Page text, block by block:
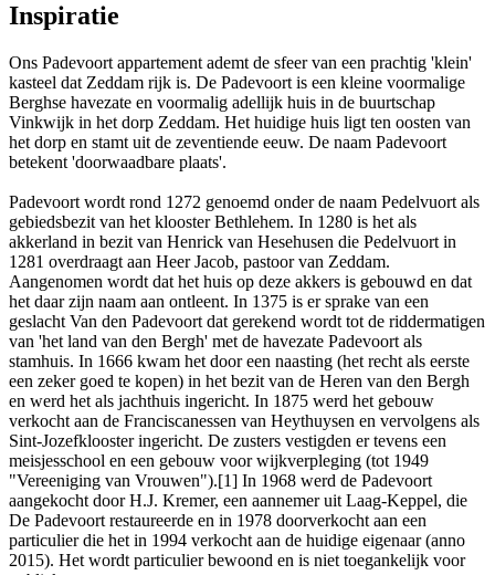
Inspiratie
Ons Padevoort appartement ademt de sfeer van een prachtig 'klein'
kasteel dat Zeddam rijk is. De Padevoort is een kleine voormalige
Berghse havezate en voormalig adellijk huis in de buurtschap
Vinkwijk in het dorp Zeddam. Het huidige huis ligt ten oosten van
het dorp en stamt uit de zeventiende eeuw. De naam Padevoort
betekent 'doorwaadbare plaats'.
Padevoort wordt rond 1272 genoemd onder de naam Pedelvuort als
gebiedsbezit van het klooster Bethlehem. In 1280 is het als
akkerland in bezit van Henrick van Hesehusen die Pedelvuort in
1281 overdraagt aan Heer Jacob, pastoor van Zeddam.
Aangenomen wordt dat het huis op deze akkers is gebouwd en dat
het daar zijn naam aan ontleent. In 1375 is er sprake van een
geslacht Van den Padevoort dat gerekend wordt tot de riddermatigen
van 'het land van den Bergh' met de havezate Padevoort als
stamhuis. In 1666 kwam het door een naasting (het recht als eerste
een zeker goed te kopen) in het bezit van de Heren van den Bergh
en werd het als jachthuis ingericht. In 1875 werd het gebouw
verkocht aan de Franciscanessen van Heythuysen en vervolgens als
Sint-Jozefklooster ingericht. De zusters vestigden er tevens een
meisjesschool en een gebouw voor wijkverpleging (tot 1949
"Vereeniging van Vrouwen").[1] In 1968 werd de Padevoort
aangekocht door H.J. Kremer, een aannemer uit Laag-Keppel, die
De Padevoort restaureerde en in 1978 doorverkocht aan een
particulier die het in 1994 verkocht aan de huidige eigenaar (anno
2015). Het wordt particulier bewoond en is niet toegankelijk voor